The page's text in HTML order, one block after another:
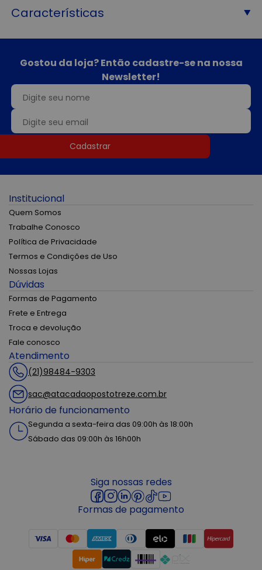
Características
Gostou da loja? Então cadastre-se na nossa
Newsletter!
Cadastrar
Institucional
Quem Somos
Trabalhe Conosco
Política de Privacidade
Termos e Condições de Uso
Nossas Lojas
Dúvidas
Formas de Pagamento
Frete e Entrega
Troca e devolução
Fale conosco
Atendimento
(21)98484-9303
sac@atacadaopostotreze.com.br
Horário de funcionamento
Segunda a sexta-feira das 09:00h às 18:00h
Sábado das 09:00h às 16h00h
Siga nossas redes
Formas de pagamento